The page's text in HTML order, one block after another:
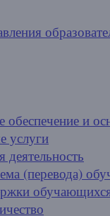
обеспечение и
услуги
деятельность
(перевода)